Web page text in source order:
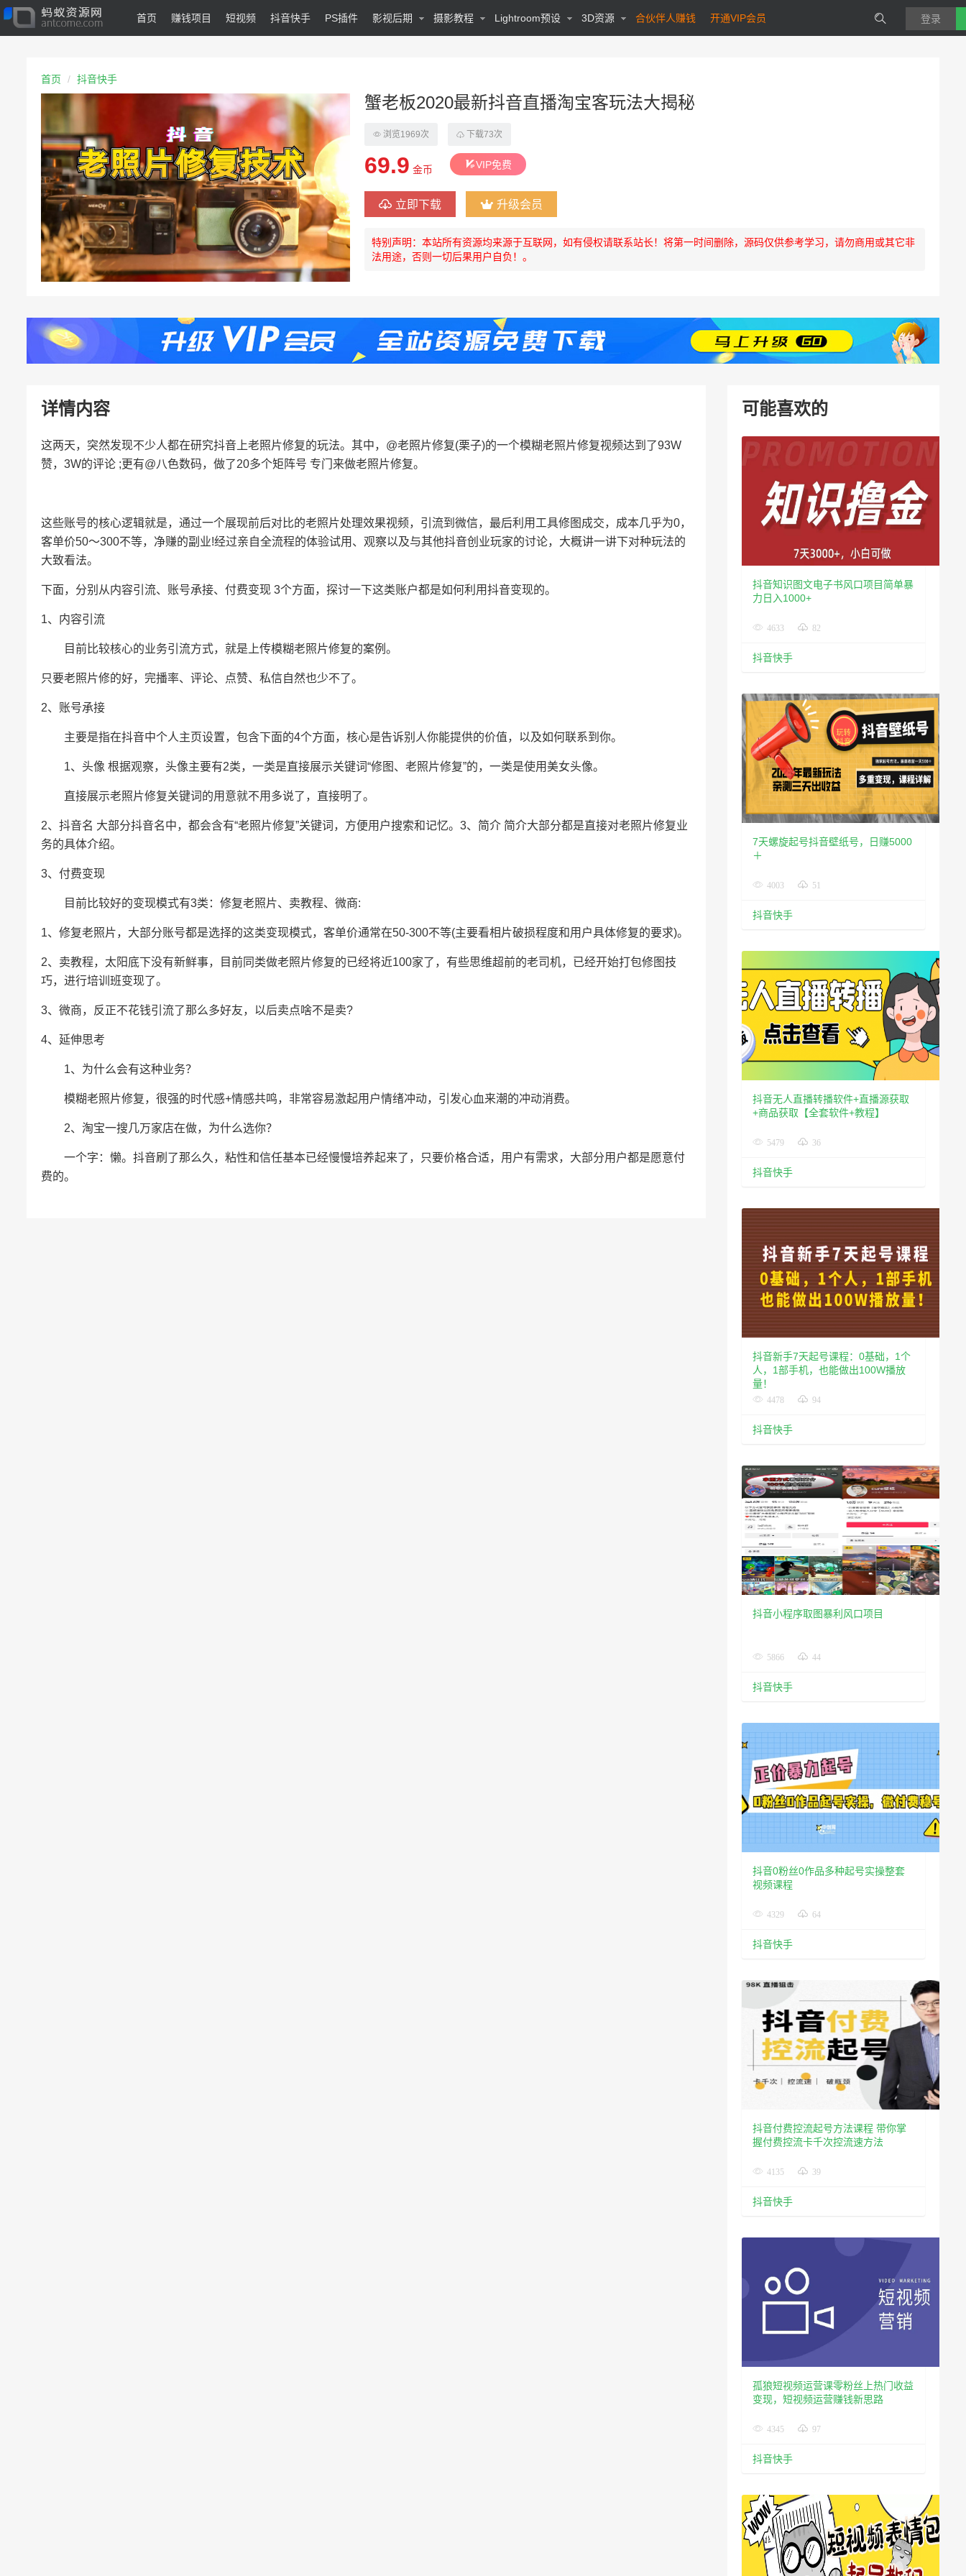
首页 赚钱项目 短视频 抖音快手 PS插件 影视后期 摄影教程 Lightroom预设 3D资源 合伙伴人赚钱 开通VIP会员 登录
首页 抖音快手
蟹老板2020最新抖音直播淘宝客玩法大揭秘
浏览1969次 下载73次
69.9 金币 VIP免费
立即下载 升级会员
特别声明：本站所有资源均来源于互联网，如有侵权请联系站长！将第一时间删除，源码仅供参考学习，请勿商用或其它非
法用途，否则一切后果用户自负！。
详情内容
这两天，突然发现不少人都在研究抖音上老照片修复的玩法。其中，@老照片修复(栗子)的一个模糊老照片修复视频达到了93W
赞，3W的评论 ;更有@八色数码，做了20多个矩阵号 专门来做老照片修复。
这些账号的核心逻辑就是，通过一个展现前后对比的老照片处理效果视频，引流到微信，最后利用工具修图成交，成本几乎为0，
客单价50～300不等，净赚的副业!经过亲自全流程的体验试用、观察以及与其他抖音创业玩家的讨论，大概讲一讲下对种玩法的
大致看法。
下面，分别从内容引流、账号承接、付费变现 3个方面，探讨一下这类账户都是如何利用抖音变现的。
1、内容引流
目前比较核心的业务引流方式，就是上传模糊老照片修复的案例。
只要老照片修的好，完播率、评论、点赞、私信自然也少不了。
2、账号承接
主要是指在抖音中个人主页设置，包含下面的4个方面，核心是告诉别人你能提供的价值，以及如何联系到你。
1、头像 根据观察，头像主要有2类，一类是直接展示关键词“修图、老照片修复”的，一类是使用美女头像。
直接展示老照片修复关键词的用意就不用多说了，直接明了。
2、抖音名 大部分抖音名中，都会含有“老照片修复”关键词，方便用户搜索和记忆。3、简介 简介大部分都是直接对老照片修复业
务的具体介绍。
3、付费变现
目前比较好的变现模式有3类：修复老照片、卖教程、微商:
1、修复老照片，大部分账号都是选择的这类变现模式，客单价通常在50-300不等(主要看相片破损程度和用户具体修复的要求)。
2、卖教程，太阳底下没有新鲜事，目前同类做老照片修复的已经将近100家了，有些思维超前的老司机，已经开始打包修图技
巧，进行培训班变现了。
3、微商，反正不花钱引流了那么多好友，以后卖点啥不是卖?
4、延伸思考
1、为什么会有这种业务？
模糊老照片修复，很强的时代感+情感共鸣，非常容易激起用户情绪冲动，引发心血来潮的冲动消费。
2、淘宝一搜几万家店在做，为什么选你？
一个字：懒。抖音刷了那么久，粘性和信任基本已经慢慢培养起来了，只要价格合适，用户有需求，大部分用户都是愿意付
费的。
可能喜欢的
抖音知识图文电子书风口项目简单暴
力日入1000+
4633 82
抖音快手
7天螺旋起号抖音壁纸号，日赚5000
＋
4003 51
抖音快手
抖音无人直播转播软件+直播源获取
+商品获取【全套软件+教程】
5479 36
抖音快手
抖音新手7天起号课程：0基础，1个
人，1部手机，也能做出100W播放
量！
4478 94
抖音快手
抖音小程序取图暴利风口项目
5866 44
抖音快手
抖音0粉丝0作品多种起号实操整套
视频课程
4329 64
抖音快手
抖音付费控流起号方法课程 带你掌
握付费控流卡千次控流速方法
4135 39
抖音快手
孤狼短视频运营课零粉丝上热门收益
变现，短视频运营赚钱新思路
4345 97
抖音快手